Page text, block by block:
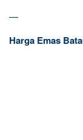
—
Harga Emas